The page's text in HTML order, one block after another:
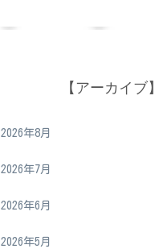
【アーカイブ】
2026年8月
2026年7月
2026年6月
2026年5月